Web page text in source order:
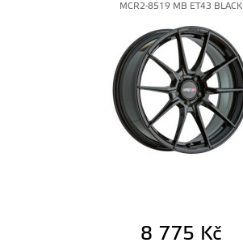
MCR2-8519 MB ET43 BLACK
8 775 Kč